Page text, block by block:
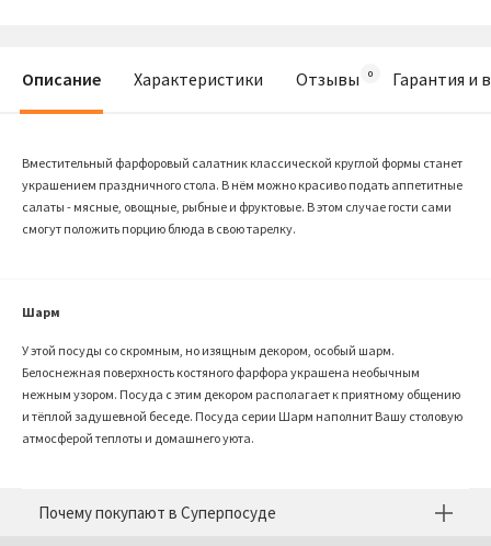
Описание Характеристики Отзывы Гарантия и
Вместительный фарфоровый салатник классической круглой формы станет
украшением праздничного стола. В нём можно красиво подать аппетитные
салаты - мясные, овощные, рыбные и фруктовые. В этом случае гости сами
смогут положить порцию блюда в свою тарелку.
Шарм
У этой посуды со скромным, но изящным декором, особый шарм.
Белоснежная поверхность костяного фарфора украшена необычным
нежным узором. Посуда с этим декором располагает к приятному общению
и тёплой задушевной беседе. Посуда серии Шарм наполнит Вашу столовую
атмосферой теплоты и домашнего уюта.
Почему покупают в Суперпосуде